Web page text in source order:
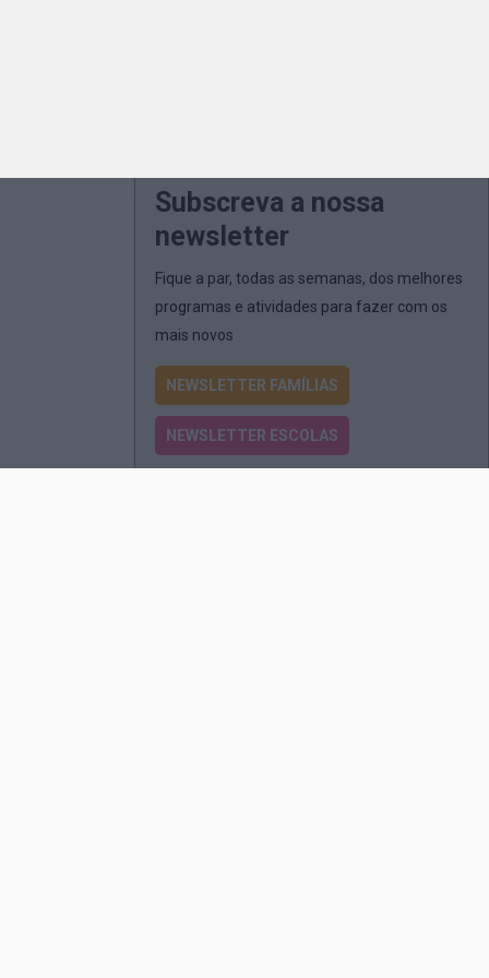
Subscreva a nossa
newsletter
Fique a par, todas as semanas, dos melhores
programas e atividades para fazer com os
mais novos
NEWSLETTER FAMÍLIAS
NEWSLETTER ESCOLAS